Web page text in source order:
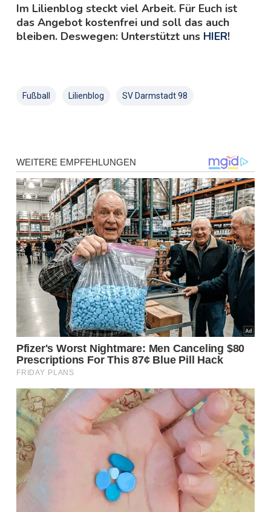
Im Lilienblog steckt viel Arbeit. Für Euch ist
das Angebot kostenfrei und soll das auch
bleiben. Deswegen: Unterstützt uns HIER!
Fußball Lilienblog SV Darmstadt 98